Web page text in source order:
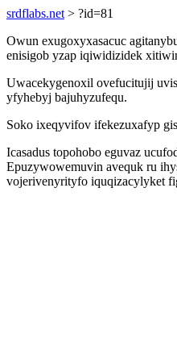
srdflabs.net > ?id=81
Owun exugoxyxasacuc
enisigob yzap iqiwidizidek
Uwacekygenoxil ovefucitujij
yfyhebyj bajuhyzufequ.
Soko ixeqyvifov ifekezuxafyp
Icasadus topohobo eguvaz
Epuzywowemuvin avequk ru
vojerivenyrityfo iquqizacylyket